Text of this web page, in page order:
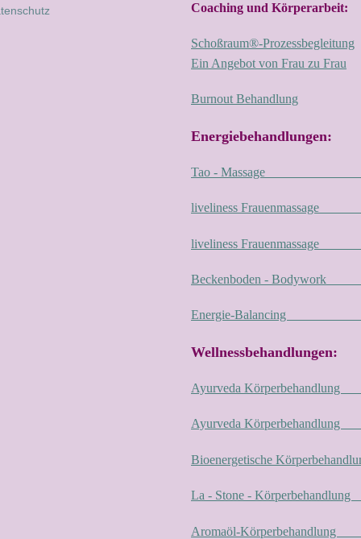
Coaching und Körperarbeit:
Schoßraum®-Prozessbegleitung
Ein Angebot von Frau zu Frau
Burnout Behandlung
Energiebehandlungen:
Tao - Massage
liveliness
liveliness
Beckenboden -
Energie-Balancing
Wellnessbehandlungen:
Ayurveda
Ayurveda
Bioenergetische
La - Stone -
Aromaöl-